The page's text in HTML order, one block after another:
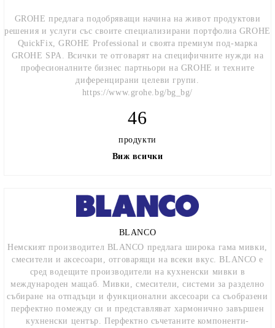
GROHE предлага подобряващи начина на живот продуктови
решения и услуги със своите специализирани портфолиа GROHE
QuickFix, GROHE Professional и своята премиум под-марка
GROHE SPA. Всички те отговарят на специфичните нужди на
професионалните бизнес партньори на GROHE и техните
диференцирани целеви групи.
https://www.grohe.bg/bg_bg/
46
продукти
Виж всички
BLANCO
Немският производител BLANCO предлага широка гама мивки,
смесители и аксесоари, отговарящи на всеки вкус. BLANCO е
сред водещите производители на кухненски мивки в
международен мащаб. Мивки, смесители, системи за разделно
събиране на отпадъци и функционални аксесоари са съобразени
перфектно помежду си и представляват хармонично завършен
кухненски център. Перфектно съчетаните компоненти-